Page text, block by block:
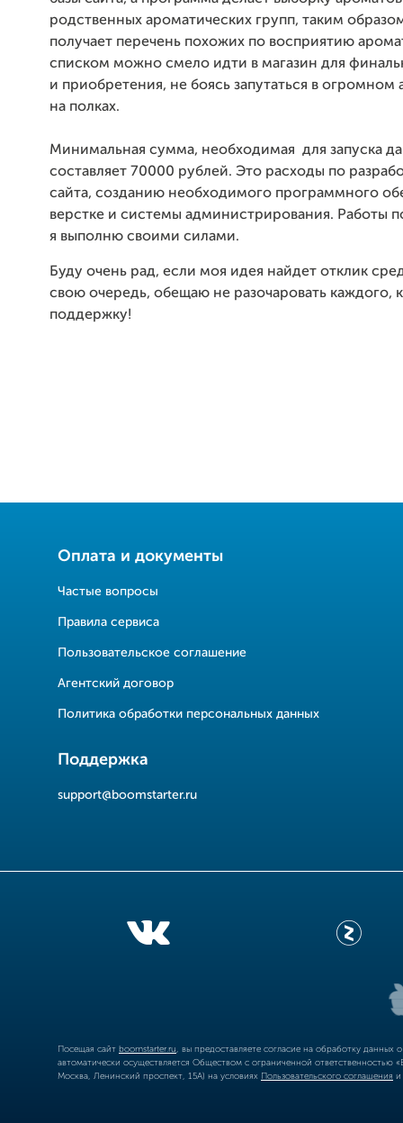
родственных ароматических групп, таким
получает перечень похожих по восприятию
списком можно смело идти в магазин для
и приобретения, не боясь запутаться в огромном
на полках.
Минимальная сумма, необходимая для запуска
составляет 70000 рублей. Это расходы по
сайта, созданию необходимого программного
верстке и системы администрирования. Работы
я выполню своими силами.
Буду очень рад, если моя идея найдет отклик
свою очередь, обещаю не разочаровать каждого,
поддержку!
Оплата и документы
Частые вопросы
Правила сервиса
Пользовательское соглашение
Агентский договор
Политика обработки персональных данных
Поддержка
support@boomstarter.ru
Посещая сайт boomstarter.ru , вы предоставляете согласие на обработку
автоматически осуществляется Обществом с ограниченной
Москва, Ленинский проспект, 15А) на условиях Пользовательского соглашения и